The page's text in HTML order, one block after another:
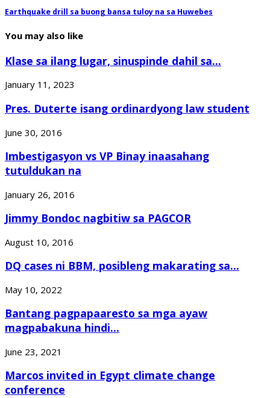
Earthquake drill sa buong bansa tuloy na sa Huwebes
You may also like
Klase sa ilang lugar, sinuspinde dahil sa...
January 11, 2023
Pres. Duterte isang ordinardyong law student
June 30, 2016
Imbestigasyon vs VP Binay inaasahang
tutuldukan na
January 26, 2016
Jimmy Bondoc nagbitiw sa PAGCOR
August 10, 2016
DQ cases ni BBM, posibleng makarating sa...
May 10, 2022
Bantang pagpapaaresto sa mga ayaw
magpabakuna hindi...
June 23, 2021
Marcos invited in Egypt climate change
conference